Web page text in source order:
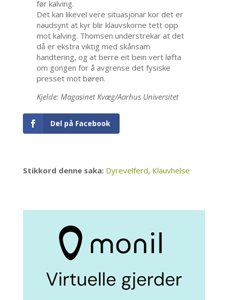
før kalving.
Det kan likevel vere situasjonar kor det er
naudsynt at kyr blir klauvskorne tett opp
mot kalving. Thomsen understrekar at det
då er ekstra viktig med skånsam
handtering, og at berre eit bein vert løfta
om gongen for å avgrense det fysiske
presset mot børen.
Kjelde: Magasinet Kvæg/Aarhus Universitet
Del på Facebook
Stikkord denne saka: Dyrevelferd, Klauvhelse